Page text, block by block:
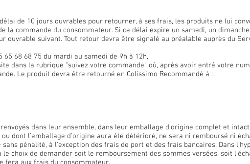
de 10 jours ouvrables pour retourner, à ses frais, les produits ne lui
la commande du consommateur. Si ce délai expire un samedi, un
ouvrable suivant. Tout retour devra être signalé au préalable auprès du
68 68 75 du mardi au samedi de 9h à 12h,
dans la rubrique "suivez votre commande" où, après avoir entré votre
Le produit devra être retourné en Colissimo Recommandé à :
dans leur ensemble, dans leur emballage d'origine complet et
dont l'emballage d'origine aura été détérioré, ne sera ni remboursé ni
pénalité, à l'exception des frais de port et des frais bancaires. Dans
choix de demander soit le remboursement des sommes versées, soit